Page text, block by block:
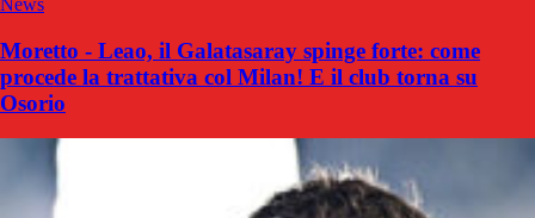
News
Moretto - Leao, il Galatasaray spinge forte: come
procede la trattativa col Milan! E il club torna su
Osorio